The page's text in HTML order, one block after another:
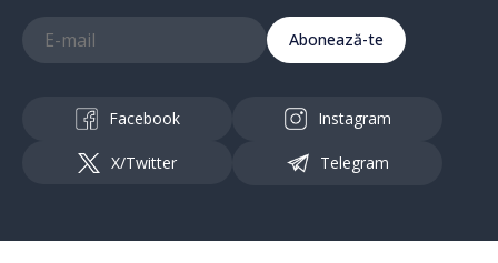
Abonează-te
Facebook Instagram
X/Twitter Telegram